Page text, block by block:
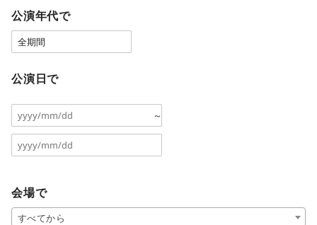
公演年代で
公演日で
～
会場で
すべてから